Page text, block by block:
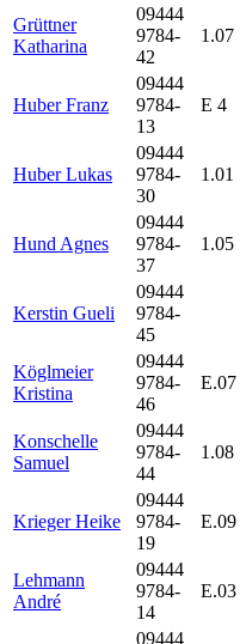
Grüttner
Katharina
09444
9784-
42
1.07
Huber Franz
09444
9784-
13
E 4
Huber Lukas
09444
9784-
30
1.01
Hund Agnes
09444
9784-
37
1.05
Kerstin Gueli
09444
9784-
45
Köglmeier
Kristina
09444
9784-
46
E.07
Konschelle
Samuel
09444
9784-
44
1.08
Krieger Heike
09444
9784-
19
E.09
Lehmann
André
09444
9784-
14
E.03
09444